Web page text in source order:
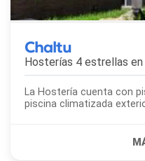
Chaltu
Hosterías 4 estrellas en
La Hostería cuenta con piscina cubierta, piscina exterior,